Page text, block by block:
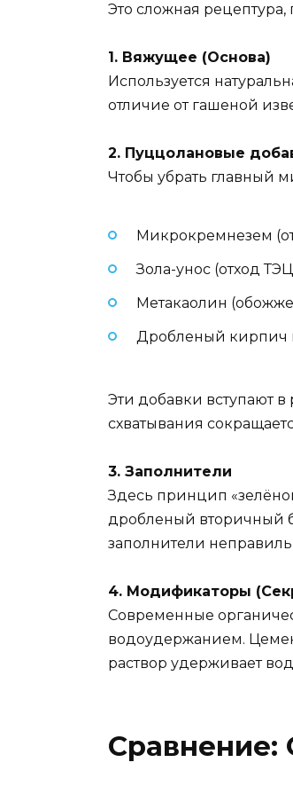
Это сложная
1. Вяжущее (Основа)
Используется
отличие от гашеной
2. Пуццолановые
Чтобы убрать главный
Микрокремнезем
Зола-унос (отход
Метакаолин
Дробленый кирпич
Эти добавки вступают
схватывания
3. Заполнители
Здесь принцип
дробленый вторичный
заполнители
4. Модификаторы
Современные
водоудержанием.
раствор удерживает
Сравнение: